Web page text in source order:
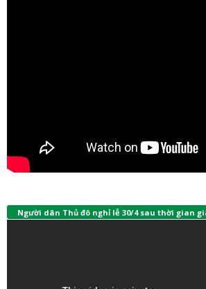
Người dân Thủ đô nghỉ lễ 30/4 sau thời gian